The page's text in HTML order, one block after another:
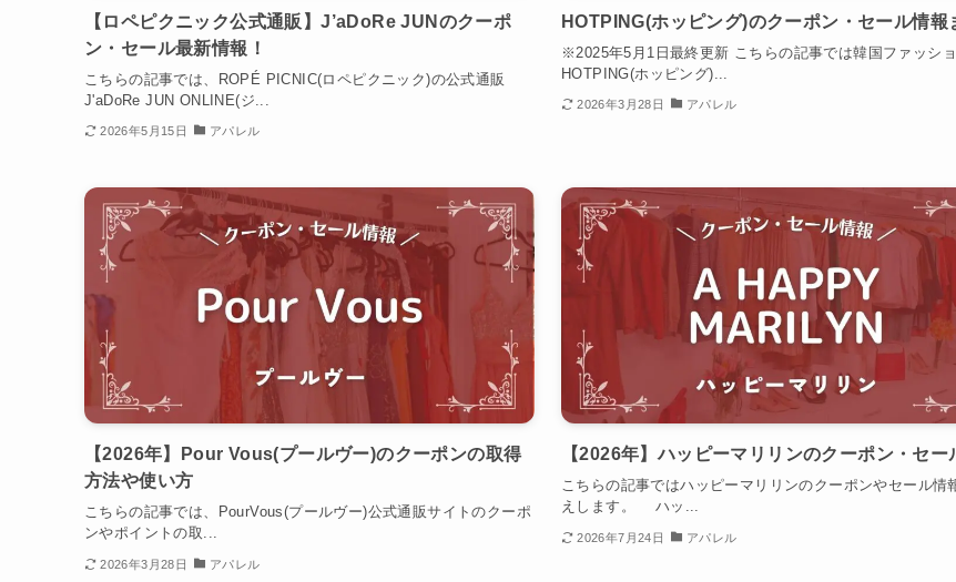
【ロペピクニック公式通販】J’aDoRe JUNのクーポ
ン・セール最新情報！
こちらの記事では、ROPÉ PICNIC(ロペピクニック)の公式通販
J'aDoRe JUN ONLINE(ジ...
2026年5月15日 アパレル
HOTPING(ホッピング)のクーポン・セール情報
※2025年5月1日最終更新 こちらの記事では韓国ファッシ
HOTPING(ホッピング)...
2026年3月28日 アパレル
【2026年】Pour Vous(プールヴー)のクーポンの取得
方法や使い方
こちらの記事では、PourVous(プールヴー)公式通販サイトのクーポ
ンやポイントの取...
2026年3月28日 アパレル
【2026年】ハッピーマリリンのクーポン・セー
こちらの記事ではハッピーマリリンのクーポンやセール情
えします。 ハッ...
2026年7月24日 アパレル